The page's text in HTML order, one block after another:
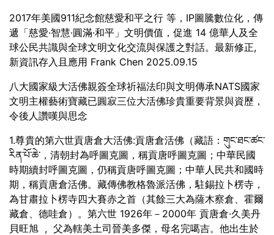
2017年美國911紀念館慈愛和平之行 等，IP圖騰數位化，傳
遞「慈愛·智慧·圓滿·和平」文明價值，促進 14 億華人及全
球公民共識與全球文明文化交流與保護之對話。最新修正,
新資訊存入且應用 Frank Chen 2025.09.15
八大國家級大活佛親簽全球祈福法印與文明傳承NATS國家
文明主權藝術寶藏已圓寂三位大活佛珍貴重要背景與資歷，
令後人讚嘆與思念
1.尊貴的第六世貢唐倉大活佛:貢唐倉活佛（藏語：གུང་ཐང་ཚང་
རིན་པོ་ཆེ་，清朝封為呼圖克圖，稱貢唐呼圖克圖；中華民國
時期續封呼圖克圖，仍稱貢唐呼圖克圖；中華人民共和國時
期，稱貢唐倉活佛。藏傳佛教格魯派活佛，駐錫拉卜楞寺，
為甘肅拉卜楞寺四大賽赤之首（其餘三大為薩木察倉、霍爾
藏倉、德哇倉）。第六世 1926年－2000年 貢唐倉·久美丹
貝旺旭 , 父為轄美土司晉美多傑，母名完噶吉。他出生於